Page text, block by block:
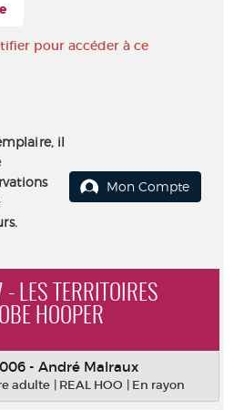
pour accéder à ce
il
Mon Compte
LES TERRITOIRES
HOOPER
- André Malraux
adulte | REAL HOO | En rayon